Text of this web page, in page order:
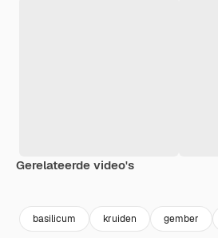
Gerelateerde video's
basilicum kruiden gember